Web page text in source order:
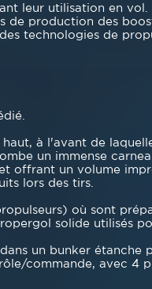
leur utilisation en
de production des
technologies de
à l'avant de
un immense
offrant un volume
lors des tirs.
où sont
solide utilisés
un bunker étanche
commande, avec 4